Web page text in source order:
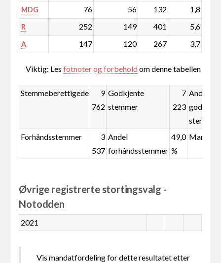
MDG 76 56 132 1,8
R 252 149 401 5,6
A 147 120 267 3,7
Viktig: Lesfotnoter og forbeholdom denne tabellen
Stemmeberettigede
9
762
Godkjente
stemmer
7
223
Andel
stemmer
Forhåndsstemmer
3
537
Andel
forhåndsstemmer
49,0
%
Øvrige registrerte stortingsvalg -
Notodden
2021
Vis mandatfordeling for dette resultatet etter